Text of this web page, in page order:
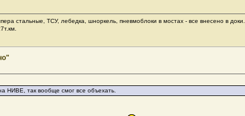
стальные, ТСУ, лебедка, шноркель, пневмоблоки в мостах - все внесено в доки.
НИВЕ, так вообще смог все объехать.